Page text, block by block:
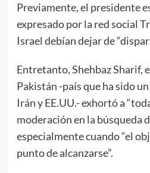
Previamente, el presidente
expresado por la red social
Israel debían dejar de
Entretanto, Shehbaz Sharif,
Pakistán -país que ha sido
Irán y EE.UU.- exhortó a
moderación en la búsqueda
especialmente cuando “el
punto de alcanzarse”.